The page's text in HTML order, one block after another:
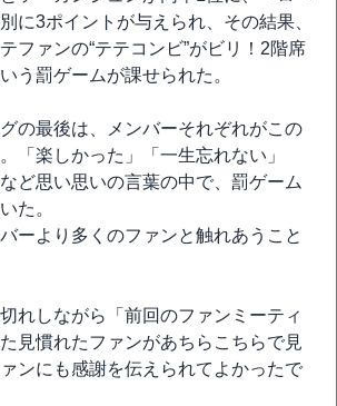
に3ポイントが与えられ、その結果、
ファンの“テテコンビ”がビリ！2階席
う罰ゲームが課せられた。
の最後は、メンバーそれぞれがこの
「楽しかった」「一生忘れない」
ど思い思いの言葉の中で、罰ゲーム
た。
ーより多くのファンと触れあうこと
れしながら「前回のファンミーティ
見慣れたファンがあちらこちらで見
ンにも感謝を伝えられてよかったで